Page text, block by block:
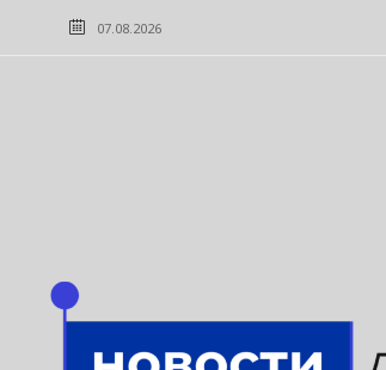
07.08.2026